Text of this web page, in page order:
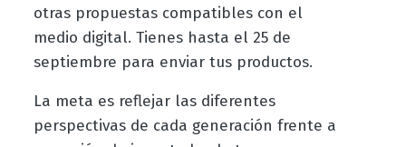
otras propuestas compatibles con el
medio digital. Tienes hasta el 25 de
septiembre para enviar tus productos.
La meta es reflejar las diferentes
perspectivas de cada generación frente a